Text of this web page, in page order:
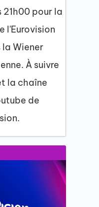
21h00 pour la
l'Eurovision
Wiener
À suivre
la chaîne
de